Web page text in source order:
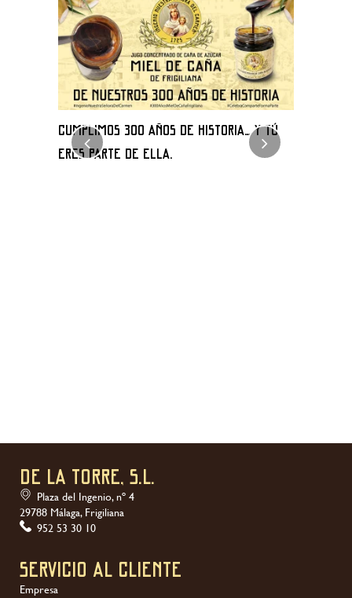
CUMPLIMOS 300 AÑOS DE HISTORIA… Y TÚ
ERES PARTE DE ELLA.
DE LA TORRE, S.L.
Plaza del Ingenio, nº 4
29788 Málaga, Frigiliana
952 53 30 10
Servicio al Cliente
Empresa